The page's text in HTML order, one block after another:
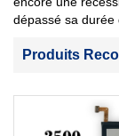
dépassé sa durée
Produits